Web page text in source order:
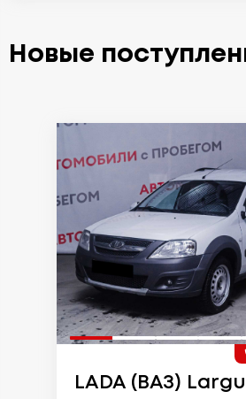
Новые
LADA (ВАЗ)